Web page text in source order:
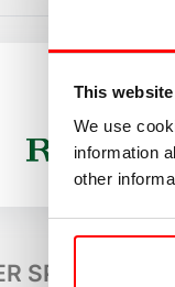
This
We use
information
other
SPONSORS